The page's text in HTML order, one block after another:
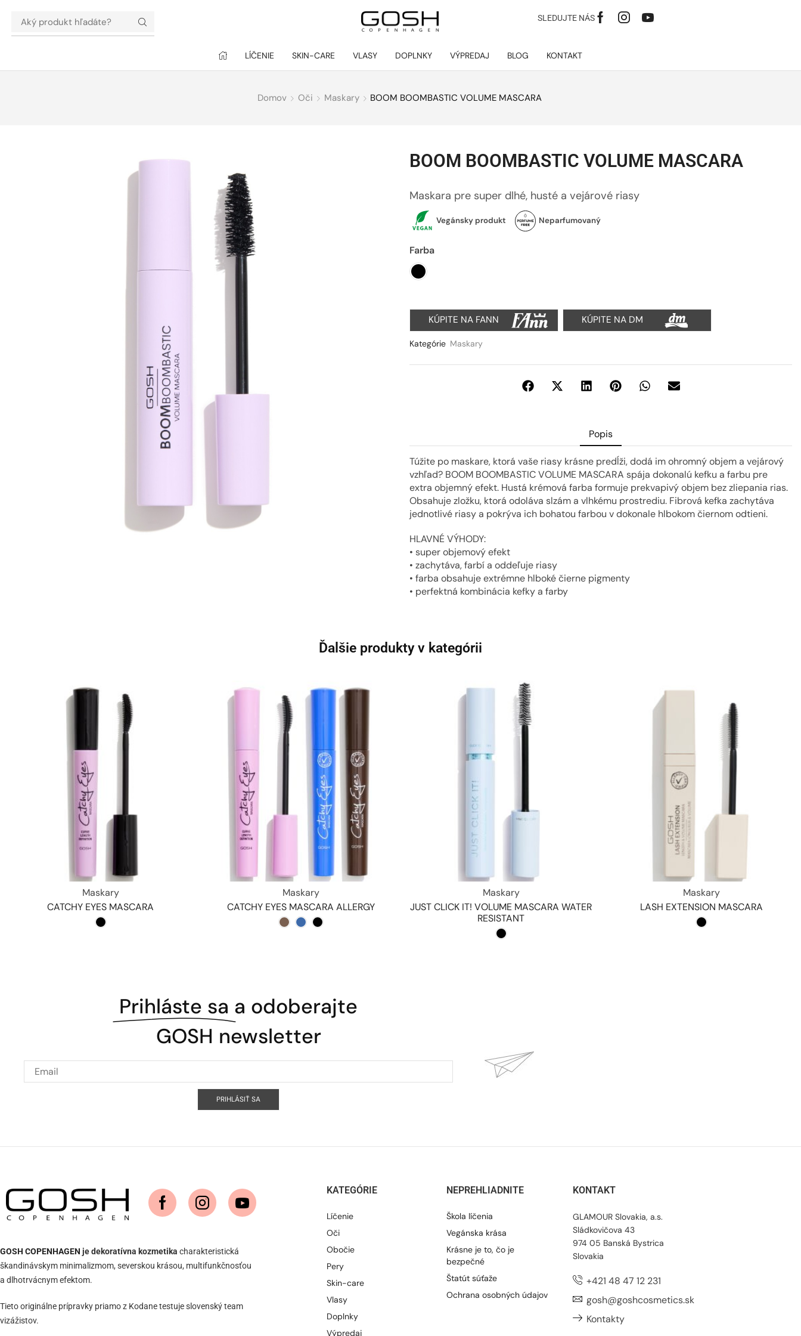
SLEDUJTE NÁS
LÍČENIE SKIN-CARE VLASY DOPLNKY VÝPREDAJ BLOG KONTAKT
Domov Oči Maskary BOOM BOOMBASTIC VOLUME MASCARA
BOOM BOOMBASTIC VOLUME MASCARA
Maskara pre super dlhé, husté a vejárové riasy
Vegánsky produkt Neparfumovaný
Farba
KÚPITE NA FANN KÚPITE NA DM
Kategórie Maskary
Popis
Túžite po maskare, ktorá vaše riasy krásne predĺži, dodá im ohromný objem a vejárový
vzhľad? BOOM BOOMBASTIC VOLUME MASCARA spája dokonalú kefku a farbu pre
extra objemný efekt. Hustá krémová farba formuje prekvapivý objem bez zliepania rias.
Obsahuje zložku, ktorá odoláva slzám a vlhkému prostrediu. Fibrová kefka zachytáva
jednotlivé riasy a pokrýva ich bohatou farbou v dokonale hlbokom čiernom odtieni.
HLAVNÉ VÝHODY:
• super objemový efekt
• zachytáva, farbí a oddeľuje riasy
• farba obsahuje extrémne hlboké čierne pigmenty
• perfektná kombinácia kefky a farby
Ďalšie produkty v kategórii
Maskary
CATCHY EYES MASCARA
Maskary
CATCHY EYES MASCARA ALLERGY
Maskary
JUST CLICK IT! VOLUME MASCARA WATER
RESISTANT
Maskary
LASH EXTENSION MASCARA
Prihláste sa a odoberajte
GOSH newsletter
PRIHLÁSIŤ SA
GOSH COPENHAGEN je dekoratívna kozmetika charakteristická
škandinávskym minimalizmom, severskou krásou, multifunkčnosťou
a dlhotrvácnym efektom.
Tieto originálne prípravky priamo z Kodane testuje slovenský team
vizážistov.
KATEGÓRIE
Líčenie
Oči
Obočie
Pery
Skin-care
Vlasy
Doplnky
Výpredaj
NEPREHLIADNITE
Škola líčenia
Vegánska krása
Krásne je to, čo je
bezpečné
Štatút súťaže
Ochrana osobných údajov
KONTAKT
GLAMOUR Slovakia, a.s.
Sládkovičova 43
974 05 Banská Bystrica
Slovakia
+421 48 47 12 231
gosh@goshcosmetics.sk
Kontakty